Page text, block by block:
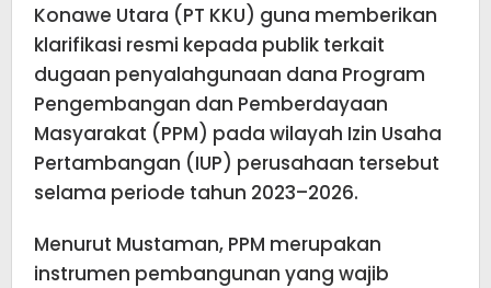
Konawe Utara (PT KKU) guna memberikan
klarifikasi resmi kepada publik terkait
dugaan penyalahgunaan dana Program
Pengembangan dan Pemberdayaan
Masyarakat (PPM) pada wilayah Izin Usaha
Pertambangan (IUP) perusahaan tersebut
selama periode tahun 2023–2026.
Menurut Mustaman, PPM merupakan
instrumen pembangunan yang wajib